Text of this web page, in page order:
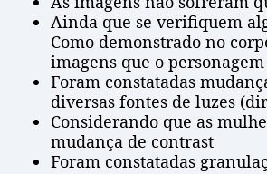
Ainda que se verifiquem
Como demonstrado no
imagens que o
Foram constatadas
diversas fontes de luzes
Considerando que as
mudança de contrast
Foram constatadas